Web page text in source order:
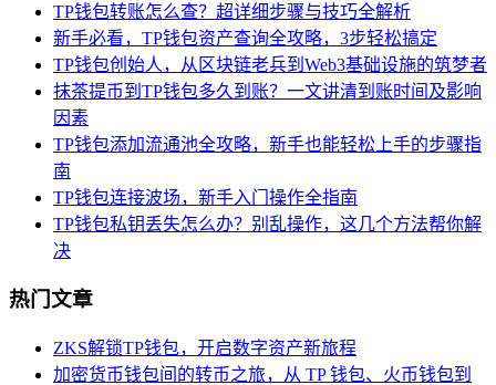
TP钱包转账怎么查？超详细步骤与技巧全解析
新手必看，TP钱包资产查询全攻略，3步轻松搞定
TP钱包创始人，从区块链老兵到Web3基础设施的筑梦者
抹茶提币到TP钱包多久到账？一文讲清到账时间及影响
因素
TP钱包添加流通池全攻略，新手也能轻松上手的步骤指
南
TP钱包连接波场，新手入门操作全指南
TP钱包私钥丢失怎么办？别乱操作，这几个方法帮你解
决
热门文章
ZKS解锁TP钱包，开启数字资产新旅程
加密货币钱包间的转币之旅，从 TP 钱包、火币钱包到